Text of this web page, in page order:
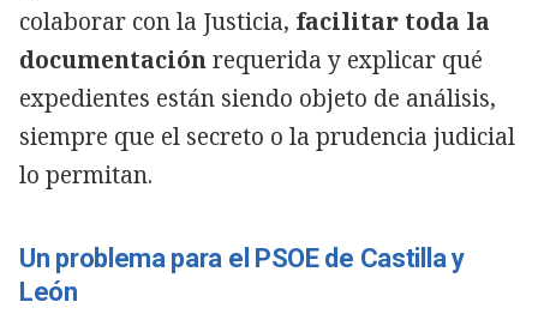
colaborar con la Justicia, facilitar toda la
documentaciónrequerida y explicar qué
expedientes están siendo objeto de análisis,
siempre que el secreto o la prudencia judicial
lo permitan.
Un problema para el PSOE de Castilla y
León